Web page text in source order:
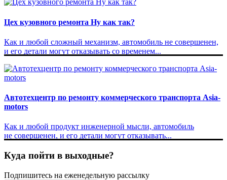
Цех кузовного ремонта Ну как так?
Как и любой сложный механизм, автомобиль не совершенен,
и его детали могут отказывать со временем...
Автотехцентр по ремонту коммерческого транспорта Asia-
motors
Как и любой продукт инженерной мысли, автомобиль
не совершенен, и его детали могут отказывать...
Куда пойти в выходные?
Подпишитесь на еженедельную рассылку